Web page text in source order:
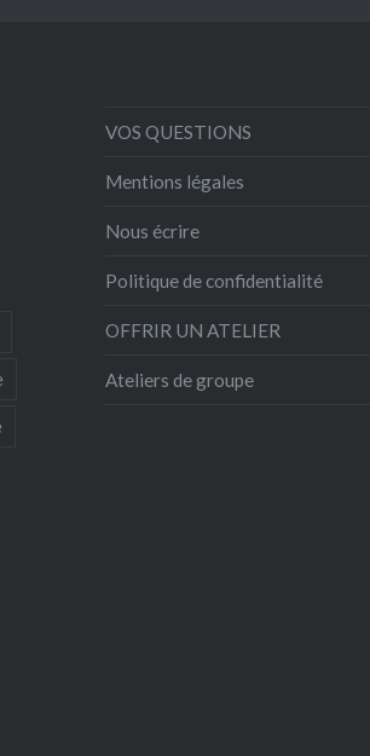
VOS QUESTIONS
Mentions légales
Nous écrire
Politique de confidentialité
OFFRIR UN ATELIER
Ateliers de groupe